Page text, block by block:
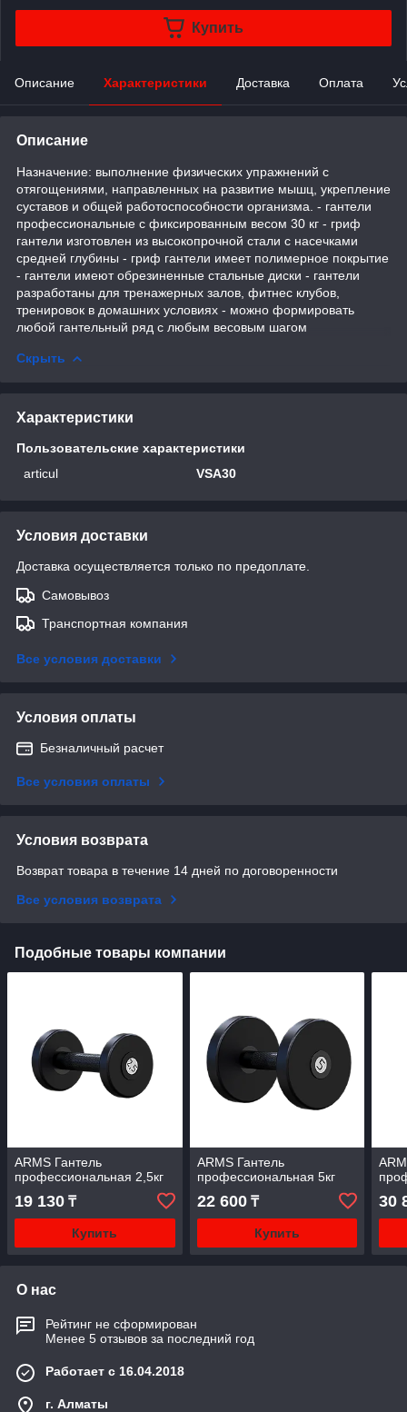
Купить
Описание Характеристики Доставка Оплата
Описание
Назначение: выполнение физических упражнений с
отягощениями, направленных на развитие мышц, укрепление
суставов и общей работоспособности организма. - гантели
профессиональные с фиксированным весом 30 кг - гриф
гантели изготовлен из высокопрочной стали с насечками
средней глубины - гриф гантели имеет полимерное покрытие
- гантели имеют обрезиненные стальные диски - гантели
разработаны для тренажерных залов, фитнес клубов,
тренировок в домашних условиях - можно формировать
любой гантельный ряд с любым весовым шагом
Скрыть
Характеристики
Пользовательские характеристики
articul
VSA30
Условия доставки
Доставка осуществляется только по предоплате.
Самовывоз
Транспортная компания
Все условия доставки
Условия оплаты
Безналичный расчет
Все условия оплаты
Условия возврата
Возврат товара в течение 14 дней по договоренности
Все условия возврата
Подобные товары компании
ARMS Гантель
профессиональная 2,5кг
19 130 ₸
Купить
ARMS Гантель
профессиональная 5кг
22 600₸
Купить
30
О нас
Рейтинг не сформирован
Менее 5 отзывов за последний год
Работает с 16.04.2018
г. Алматы